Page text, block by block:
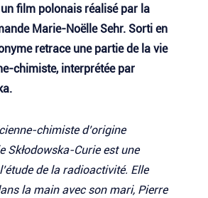
film polonais réalisé par la
Marie-Noëlle Sehr. Sorti en
retrace une partie de la vie
chimiste, interprétée par
chimiste d’origine
Skłodowska-Curie est une
de la radioactivité. Elle
la main avec son mari, Pierre